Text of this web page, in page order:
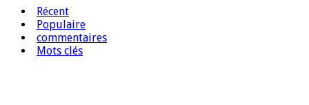
Récent
Populaire
commentaires
Mots clés